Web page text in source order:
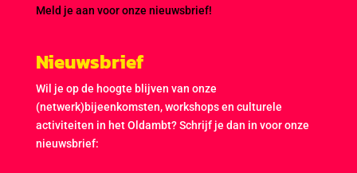
Meld je aan voor onze nieuwsbrief!
Nieuwsbrief
Wil je op de hoogte blijven van onze
(netwerk)bijeenkomsten, workshops en culturele
activiteiten in het Oldambt? Schrijf je dan in voor onze
nieuwsbrief: